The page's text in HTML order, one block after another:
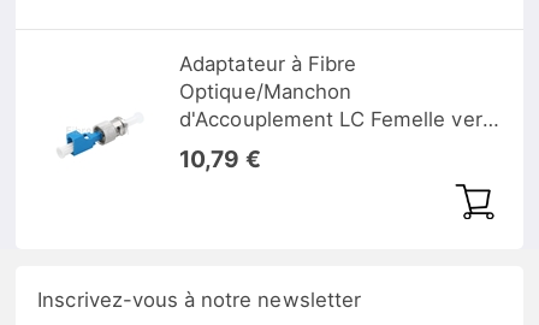
Adaptateur à Fibre
Optique/Manchon
d'Accouplement LC Femelle vers
ST Mâle Simplex Monomode
10,79 €
Inscrivez-vous à notre newsletter